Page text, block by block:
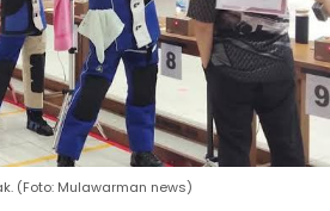
(Foto: Mulawarman news)